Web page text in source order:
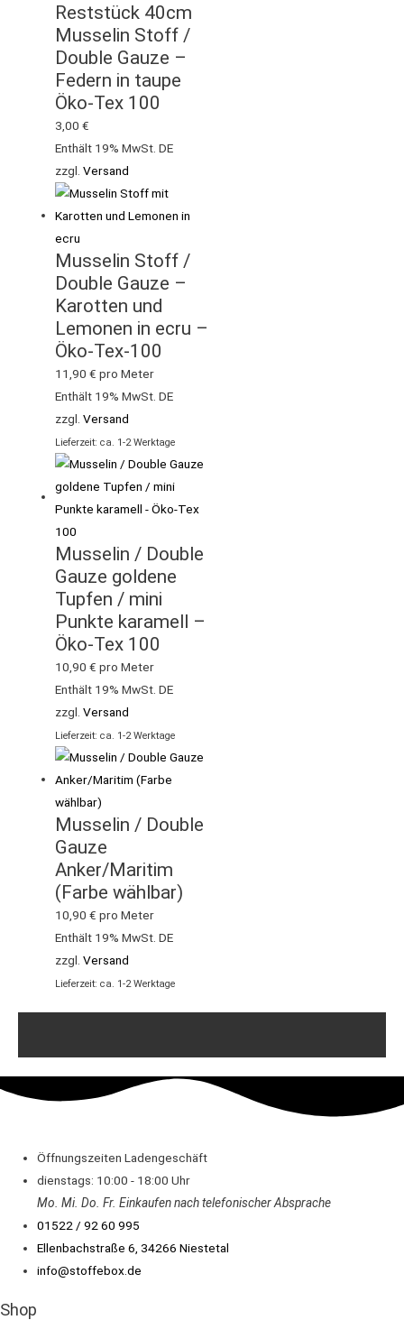
Reststück 40cm
Musselin Stoff /
Double Gauze –
Federn in taupe
Öko-Tex 100
3,00€
Enthält 19% MwSt. DE
zzgl.Versand
Musselin Stoff /
Double Gauze –
Karotten und
Lemonen in ecru –
Öko-Tex-100
11,90€ pro Meter
Enthält 19% MwSt. DE
zzgl.Versand
Lieferzeit: ca. 1-2 Werktage
Musselin / Double
Gauze goldene
Tupfen / mini
Punkte karamell –
Öko-Tex 100
10,90€ pro Meter
Enthält 19% MwSt. DE
zzgl.Versand
Lieferzeit: ca. 1-2 Werktage
Musselin / Double
Gauze
Anker/Maritim
(Farbe wählbar)
10,90€ pro Meter
Enthält 19% MwSt. DE
zzgl.Versand
Lieferzeit: ca. 1-2 Werktage
Öffnungszeiten Ladengeschäft
dienstags: 10:00 - 18:00 Uhr
Mo. Mi. Do.Fr. Einkaufennach telefonischer Absprache
01522 / 92 60 995
Ellenbachstraße 6, 34266 Niestetal
info@stoffebox.de
Shop